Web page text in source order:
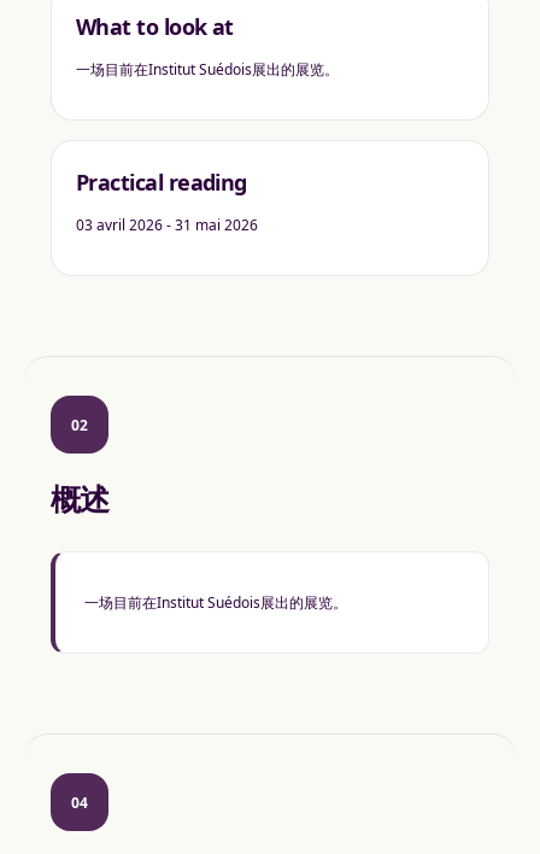
What to look at
一场目前在Institut Suédois展出的展览。
Practical reading
03 avril 2026 - 31 mai 2026
02
概述
一场目前在Institut Suédois展出的展览。
04